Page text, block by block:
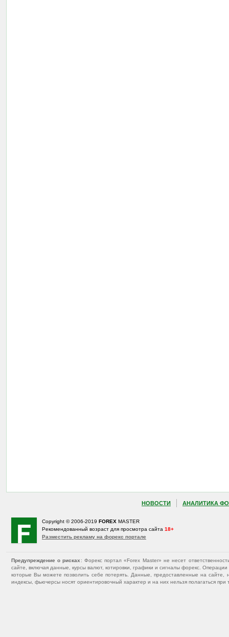
НОВОСТИ АНАЛИТИКА
Copyright © 2006-2019 FOREX MASTER
Рекомендованный возраст для просмотра сайта 18+
Разместить рекламу на форекс портале
Предупреждение о рисках : Форекс портал «Forex Master» не несет
сайте, включая данные, курсы валют, котировки, графики и сигналы форекс.
которые Вы можете позволить себе потерять. Данные, предоставленные на
индексы, фьючерсы носят ориентировочный характер и на них нельзя полагаться при